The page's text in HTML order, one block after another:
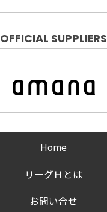
OFFICIAL SUPPLIERS
Home
リーグＨとは
お問い合せ